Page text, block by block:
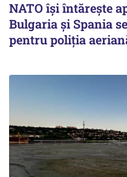
NATO își întărește
Bulgaria și Spania
pentru poliția